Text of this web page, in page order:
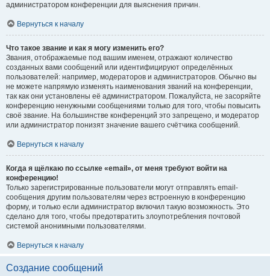
администратором конференции для выяснения причин.
Вернуться к началу
Что такое звание и как я могу изменить его?
Звания, отображаемые под вашим именем, отражают количество
созданных вами сообщений или идентифицируют определённых
пользователей: например, модераторов и администраторов. Обычно вы
не можете напрямую изменять наименования званий на конференции,
так как они установлены её администратором. Пожалуйста, не засоряйте
конференцию ненужными сообщениями только для того, чтобы повысить
своё звание. На большинстве конференций это запрещено, и модератор
или администратор понизят значение вашего счётчика сообщений.
Вернуться к началу
Когда я щёлкаю по ссылке «email», от меня требуют войти на
конференцию!
Только зарегистрированные пользователи могут отправлять email-
сообщения другим пользователям через встроенную в конференцию
форму, и только если администратор включил такую возможность. Это
сделано для того, чтобы предотвратить злоупотребления почтовой
системой анонимными пользователями.
Вернуться к началу
Создание сообщений